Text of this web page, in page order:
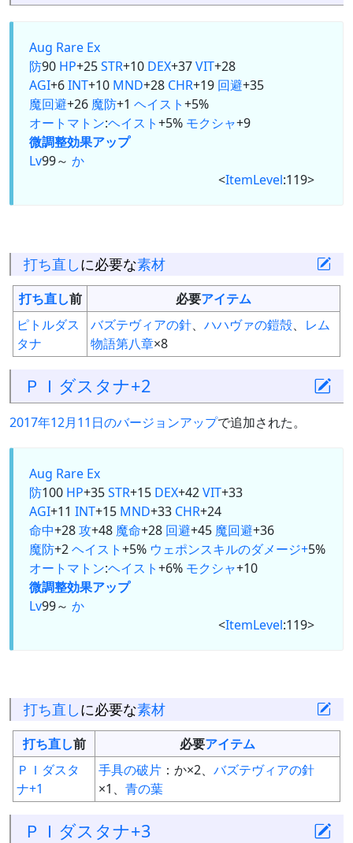
Aug Rare Ex
防90 HP+25STR+10 DEX+37VIT+28
AGI+6INT+10 MND+28 CHR+19 回避+35
魔回避+26 魔防+1 ヘイスト+5%
オートマトン:ヘイスト+5% モクシャ+9
微調整効果アップ
Lv99～ か
<ItemLevel:119>
打ち直しに必要な素材
打ち直し前 必要アイテム
ピトルダス
タナ
バズテヴィアの針、 ハハヴァの鎧殻、 レム
物語第八章×8
ＰＩダスタナ+2
2017年12月11日のバージョンアップで追加された。
Aug Rare Ex
防100 HP+35STR+15 DEX+42VIT+33
AGI+11 INT+15 MND+33 CHR+24
命中+28攻+48 魔命+28 回避+45 魔回避+36
魔防+2ヘイスト+5% ウェポンスキルのダメージ+5%
オートマトン:ヘイスト+6% モクシャ+10
微調整効果アップ
Lv99～ か
<ItemLevel:119>
打ち直しに必要な素材
打ち直し前 必要アイテム
ＰＩダスタ
ナ+1
手具の破片 ：か×2、 バズテヴィアの針
×1、 青の葉
ＰＩダスタナ+3